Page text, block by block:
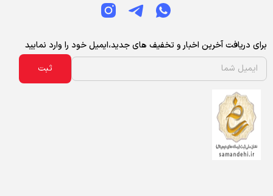
برای دریافت آخرین اخبار و تخفیف های جدید،ایمیل خود را وارد نمایید
ثبت